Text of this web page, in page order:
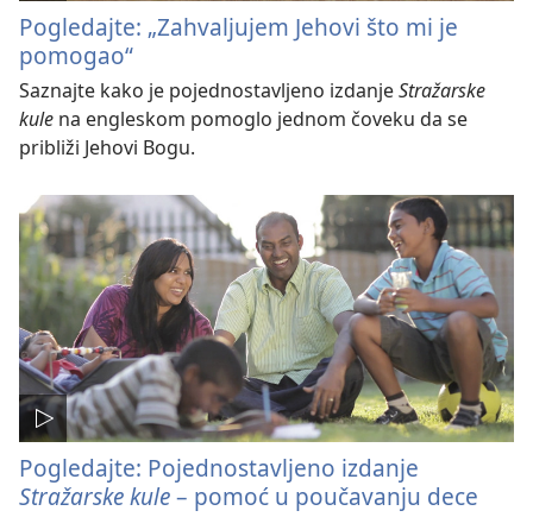
Pogledajte: „Zahvaljujem Jehovi što mi je
pomogao“
Saznajte kako je pojednostavljeno izdanjeStražarske
kule na engleskom pomoglo jednom čoveku da se
približi Jehovi Bogu.
Pogledajte: Pojednostavljeno izdanje
Stražarske kule– pomoć u poučavanju dece